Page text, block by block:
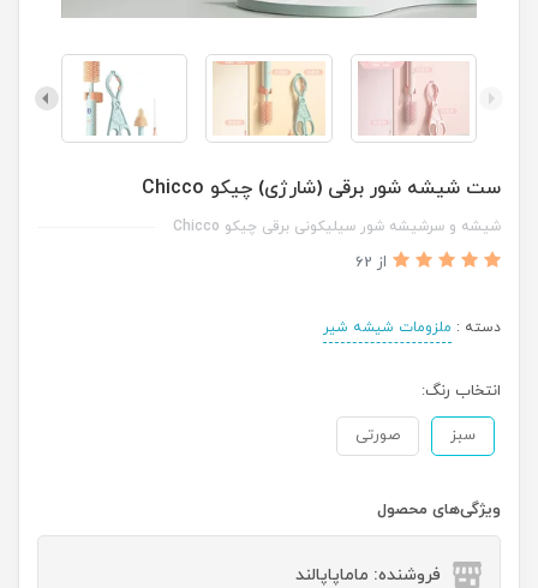
ست شیشه شور برقی (شارژی) چیکو Chicco
شیشه و سرشیشه شور سیلیکونی برقی چیکو Chicco
از 62
دسته : ملزومات شیشه شیر
انتخاب رنگ:
سبز صورتی
ویژگی‌های محصول
فروشنده: ماماپاپالند